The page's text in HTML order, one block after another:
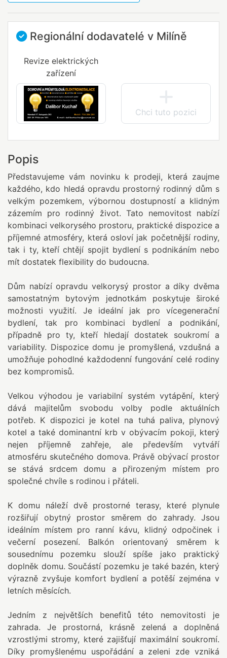
Regionální dodavatelé v Milíně
Revize elektrických
zařízení
Chci tuto pozici
Popis
Představujeme vám novinku k prodeji, která zaujme
každého, kdo hledá opravdu prostorný rodinný dům s
velkým pozemkem, výbornou dostupností a klidným
zázemím pro rodinný život. Tato nemovitost nabízí
kombinaci velkorysého prostoru, praktické dispozice a
příjemné atmosféry, která osloví jak početnější rodiny,
tak i ty, kteří chtějí spojit bydlení s podnikáním nebo
mít dostatek flexibility do budoucna.
Dům nabízí opravdu velkorysý prostor a díky dvěma
samostatným bytovým jednotkám poskytuje široké
možnosti využití. Je ideální jak pro vícegenerační
bydlení, tak pro kombinaci bydlení a podnikání,
případně pro ty, kteří hledají dostatek soukromí a
variability. Dispozice domu je promyšlená, vzdušná a
umožňuje pohodlné každodenní fungování celé rodiny
bez kompromisů.
Velkou výhodou je variabilní systém vytápění, který
dává majitelům svobodu volby podle aktuálních
potřeb. K dispozici je kotel na tuhá paliva, plynový
kotel a také dominantní krb v obývacím pokoji, který
nejen příjemně zahřeje, ale především vytváří
atmosféru skutečného domova. Právě obývací prostor
se stává srdcem domu a přirozeným místem pro
společné chvíle s rodinou i přáteli.
K domu náleží dvě prostorné terasy, které plynule
rozšiřují obytný prostor směrem do zahrady. Jsou
ideálním místem pro ranní kávu, klidný odpočinek i
večerní posezení. Balkón orientovaný směrem k
sousednímu pozemku slouží spíše jako praktický
doplněk domu. Součástí pozemku je také bazén, který
výrazně zvyšuje komfort bydlení a potěší zejména v
letních měsících.
Jedním z největších benefitů této nemovitosti je
zahrada. Je prostorná, krásně zelená a doplněná
vzrostlými stromy, které zajišťují maximální soukromí.
Díky promyšlenému uspořádání a zeleni zde vzniká